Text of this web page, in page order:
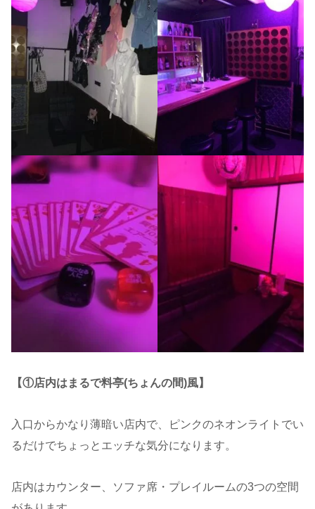
【①店内はまるで料亭(ちょんの間)風】
入口からかなり薄暗い店内で、ピンクのネオンライトでい
るだけでちょっとエッチな気分になります。
店内はカウンター、ソファ席・プレイルームの3つの空間